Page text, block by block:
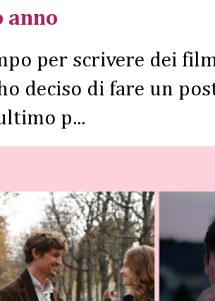
anno
per scrivere dei
deciso di fare un
p...